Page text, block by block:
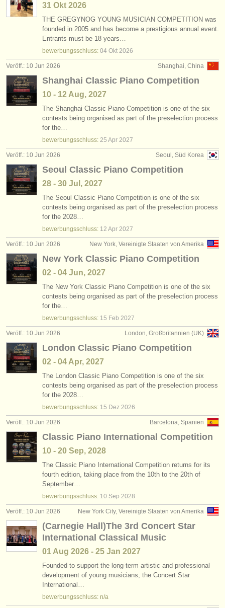
31 Okt 2026
THE GREGYNOG YOUNG MUSICIAN COMPETITION was
founded in 2005 and has become a prestigious annual event.
Entrants must be 18 years…
bewerbungsschluss: 04 Okt 2026
Shanghai, China
Veröff.: 10 Jun 2026
Shanghai Classic Piano Competition
10 - 12 Aug, 2027
The Shanghai Classic Piano Competition is one of the six
contests being organised as part of the preselection process
for the…
bewerbungsschluss: 25 Apr 2027
Seoul, Süd Korea
Veröff.: 10 Jun 2026
Seoul Classic Piano Competition
28 - 30 Jul, 2027
The Seoul Classic Piano Competition is one of the six
contests being organised as part of the preselection process
for the 2028…
bewerbungsschluss: 12 Apr 2027
New York, Vereinigte Staaten von Amerika
Veröff.: 10 Jun 2026
New York Classic Piano Competition
02 - 04 Jun, 2027
The New York Classic Piano Competition is one of the six
contests being organised as part of the preselection process
for the…
bewerbungsschluss: 15 Feb 2027
London, Großbritannien (UK)
Veröff.: 10 Jun 2026
London Classic Piano Competition
02 - 04 Apr, 2027
The London Classic Piano Competition is one of the six
contests being organised as part of the preselection process
for the 2028…
bewerbungsschluss: 15 Dez 2026
Barcelona, Spanien
Veröff.: 10 Jun 2026
Classic Piano International Competition
10 - 20 Sep, 2028
The Classic Piano International Competition returns for its
fourth edition, taking place from the 10th to the 20th of
September…
bewerbungsschluss: 10 Sep 2028
New York City, Vereinigte Staaten von Amerika
Veröff.: 10 Jun 2026
(Carnegie Hall)The 3rd Concert Star
International Classical Music
01 Aug 2026 - 25 Jan 2027
Founded to support the long-term artistic and professional
development of young musicians, the Concert Star
International…
bewerbungsschluss: n/a